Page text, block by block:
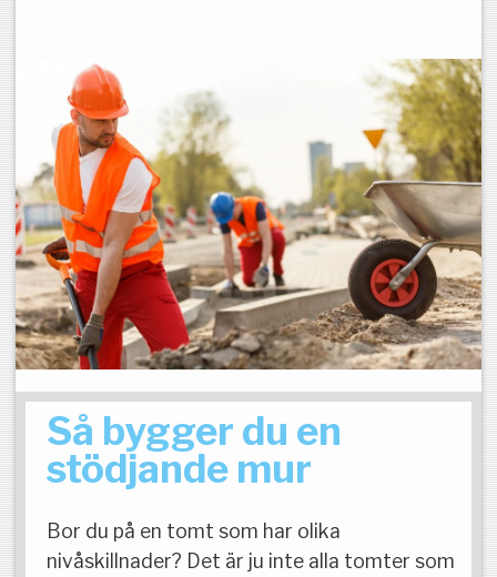
Så bygger du en
stödjande mur
Bor du på en tomt som har olika
nivåskillnader? Det är ju inte alla tomter som